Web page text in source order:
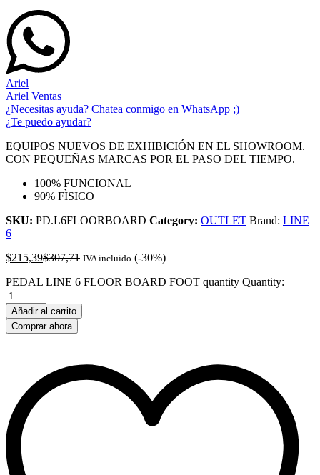
Ariel
Ariel Ventas
¿Necesitas ayuda? Chatea conmigo en WhatsApp ;)
¿Te puedo ayudar?
EQUIPOS NUEVOS DE EXHIBICIÓN EN EL SHOWROOM.
CON PEQUEÑAS MARCAS POR EL PASO DEL TIEMPO.
100% FUNCIONAL
90% FÌSICO
SKU: PD.L6FLOORBOARD Category: OUTLET Brand: LINE
6
$215,39$307,71 IVA incluido (-30%)
PEDAL LINE 6 FLOOR BOARD FOOT quantity Quantity:
Añadir al carrito
Comprar ahora